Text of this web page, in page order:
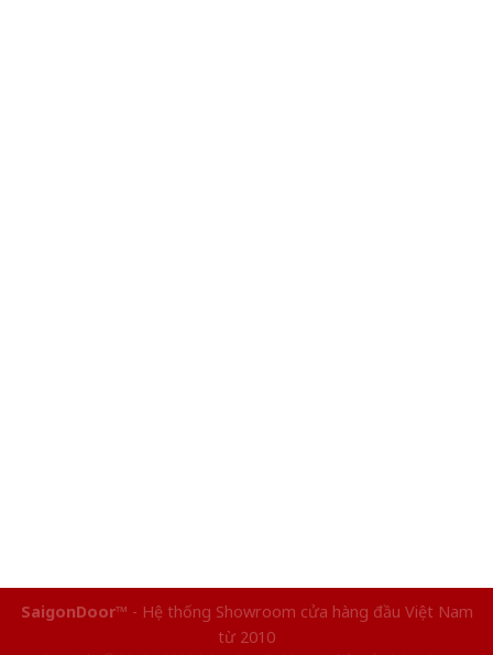
SaigonDoor™ - Hệ thống Showroom cửa hàng đầu Việt Nam
từ 2010